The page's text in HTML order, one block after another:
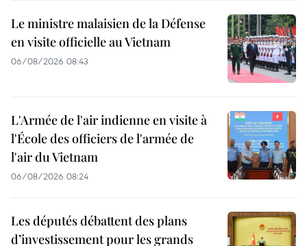
Le ministre malaisien de la Défense
en visite officielle au Vietnam
06/08/2026 08:43
L'Armée de l'air indienne en visite à
l'École des officiers de l'armée de
l'air du Vietnam
06/08/2026 08:24
Les députés débattent des plans
d’investissement pour les grands